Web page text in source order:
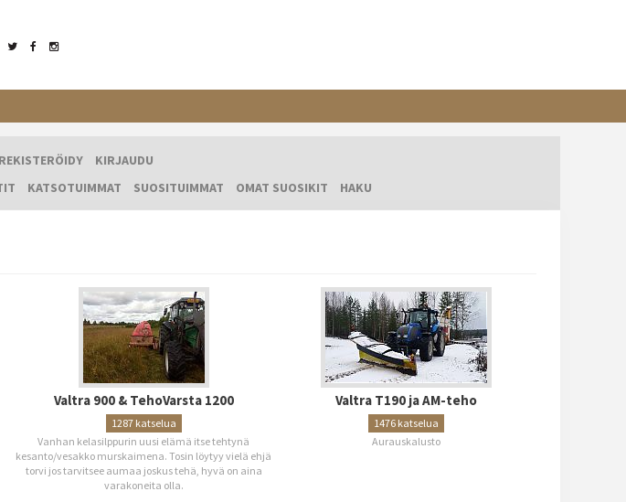
REKISTERÖIDY
KIRJAUDU
KATSOTUIMMAT SUOSITUIMMAT OMAT SUOSIKIT HAKU
Valtra 900 & TehoVarsta 1200
1287 katselua
Vanhan kelasilppurin uusi elämä itse tehtynä
kesanto/vesakko murskaimena. Tosin löytyy vielä ehjä
torvi jos tarvitsee aumaa joskus tehä, hyvä on aina
varakoneita olla.
Valtra T190 ja AM-teho
1476 katselua
Aurauskalusto